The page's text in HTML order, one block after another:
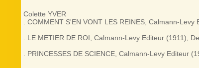
Colette YVER
. COMMENT S'EN VONT LES REINES, Calmann-
. LE METIER DE ROI, Calmann-Levy Editeur (1911),
. PRINCESSES DE SCIENCE, Calmann-Levy Editeur